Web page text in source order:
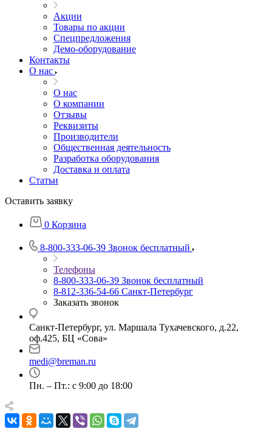
Акции
Товары по акции
Спецпредложения
Демо-оборудование
Контакты
О нас
О нас
О компании
Отзывы
Реквизиты
Производители
Общественная деятельность
Разработка оборудования
Доставка и оплата
Статьи
Оставить заявку
0 Корзина
8-800-333-06-39 Звонок бесплатный
Телефоны
8-800-333-06-39 Звонок бесплатный
8-812-336-54-66 Санкт-Петербург
Заказать звонок
Санкт-Петербург, ул. Маршала Тухачевского, д.22,
оф.425, БЦ «Сова»
medi@breman.ru
Пн. – Пт.: с 9:00 до 18:00